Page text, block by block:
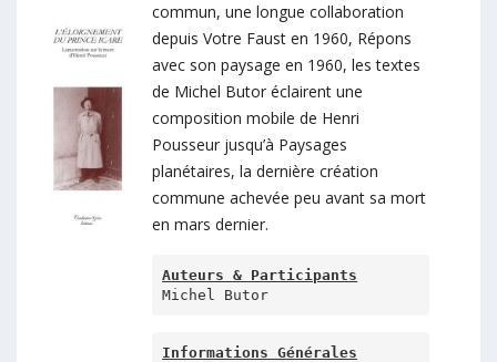
commun, une longue collaboration
depuis Votre Faust en 1960, Répons
avec son paysage en 1960, les textes
de Michel Butor éclairent une
composition mobile de Henri
Pousseur jusqu’à Paysages
planétaires, la dernière création
commune achevée peu avant sa mort
en mars dernier.
Auteurs & Participants
Michel Butor
Informations Générales